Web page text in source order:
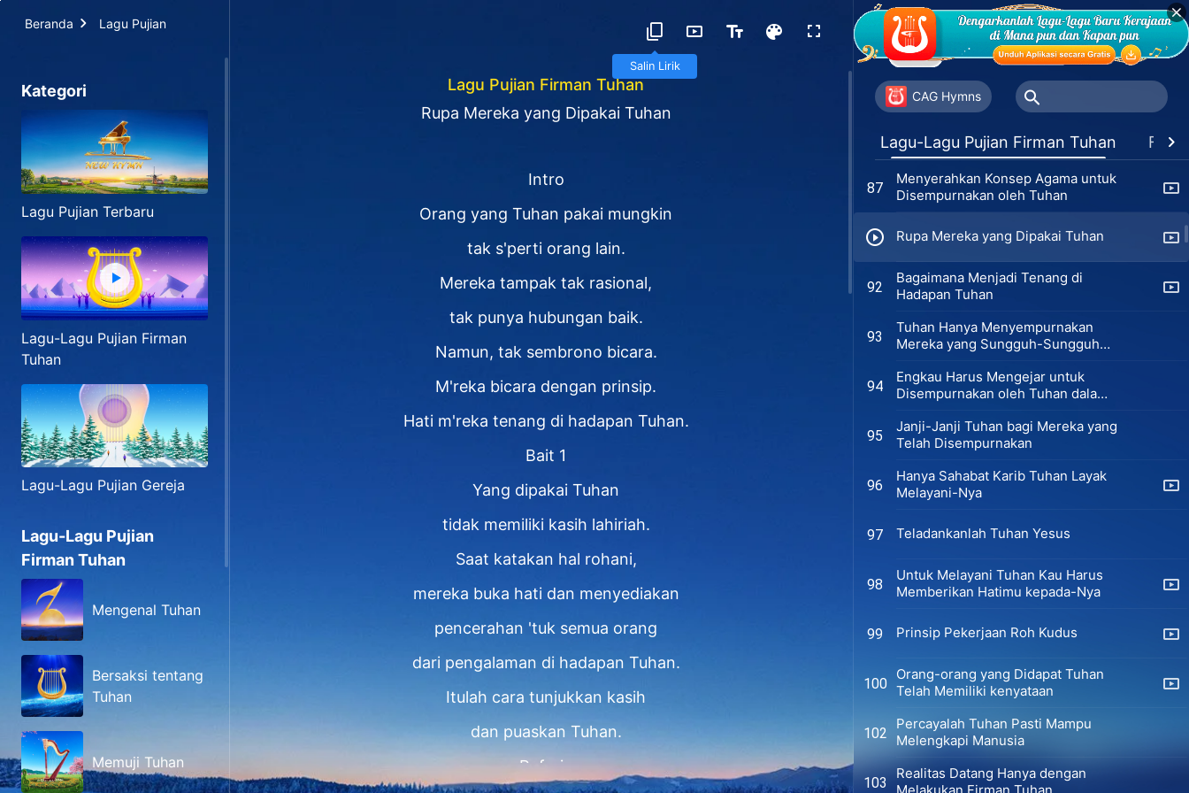
Beranda Lagu Pujian
Salin Lirik
Kategori
Lagu Pujian Terbaru
Lagu-Lagu Pujian Firman
Tuhan
Lagu-Lagu Pujian Gereja
Lagu-Lagu Pujian
Firman Tuhan
Mengenal Tuhan
Bersaksi tentang
Tuhan
Memuji Tuhan
Lagu Pujian Firman Tuhan
Rupa Mereka yang Dipakai Tuhan
Intro
Orang yang Tuhan pakai mungkin
tak s'perti orang lain.
Mereka tampak tak rasional,
tak punya hubungan baik.
Namun, tak sembrono bicara.
M'reka bicara dengan prinsip.
Hati m'reka tenang di hadapan Tuhan.
Bait 1
Yang dipakai Tuhan
tidak memiliki kasih lahiriah.
Saat katakan hal rohani,
mereka buka hati dan menyediakan
pencerahan 'tuk semua orang
dari pengalaman di hadapan Tuhan.
Itulah cara tunjukkan kasih
dan puaskan Tuhan.
Refrain
CAG Hymns
Lagu-Lagu Pujian Firman Tuhan
Hatimu kepada Tuhan?
Yang Tuhan Sempurnakan adalah
Iman
84
Sudahkah Engkau Masuk Ke Jalan
yang Benar dalam Kepercayaanmu
kepada Tuhan?
85
Menjadi Orang yang Melayani
Tuhan
87
Menyerahkan Konsep Agama untuk
Disempurnakan oleh Tuhan
Rupa Mereka yang Dipakai Tuhan
92
Bagaimana Menjadi Tenang di
Hadapan Tuhan
93
Tuhan Hanya Menyempurnakan
Mereka yang Sungguh-Sungguh
94
Engkau Harus Mengejar untuk
Disempurnakan oleh Tuhan dalam
95
Janji-Janji Tuhan bagi Mereka yang
Telah Disempurnakan
96
Hanya Sahabat Karib Tuhan Layak
Melayani-Nya
97 Teladankanlah Tuhan Yesus
98
Untuk Melayani Tuhan Kau Harus
Memberikan Hatimu kepada-Nya
99 Prinsip Pekerjaan Roh Kudus
100
Orang-orang yang Didapat Tuhan
Telah Memiliki kenyataan
102
Percayalah Tuhan Pasti Mampu
Melengkapi Manusia
103
Realitas Datang Hanya dengan